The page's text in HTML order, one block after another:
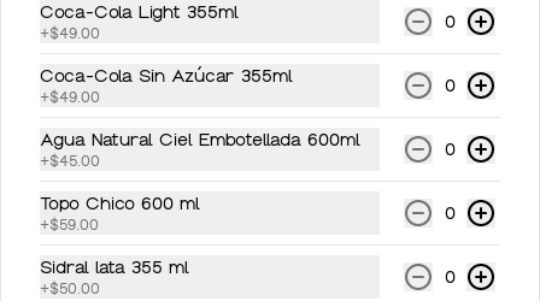
Conócenos
Ubicación
Coca-Cola Light 355ml
+$49.00
0
Coca-Cola Sin Azúcar 355ml
+$49.00
0
Agua Natural Ciel Embotellada 600ml
+$45.00
0
Topo Chico 600 ml
+$59.00
0
Sidral lata 355 ml
+$50.00
0